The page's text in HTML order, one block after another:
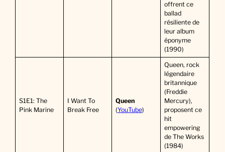
offrent ce
ballad
résiliente de
leur album
éponyme
(1990)
S1E1: The
Pink Marine
I Want To
Break Free
Queen
(YouTube)
Queen, rock
légendaire
britannique
(Freddie
Mercury),
proposent ce
hit
empowering
de The Works
(1984)